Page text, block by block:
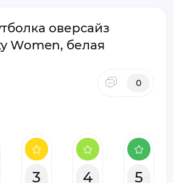
оверсайз
Women, белая
0
3 4 5